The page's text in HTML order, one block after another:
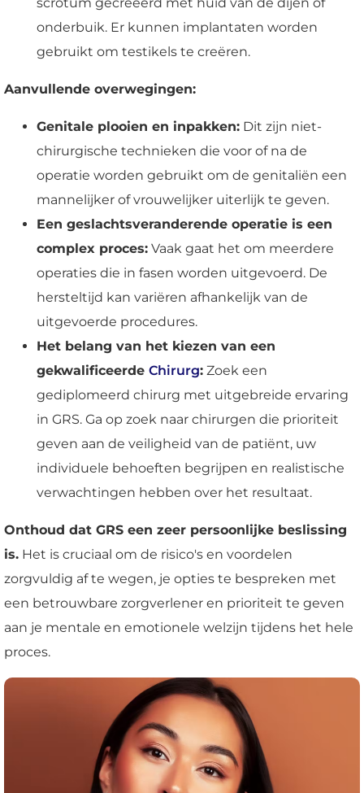
onderbuik. Er kunnen implantaten worden
gebruikt om testikels te creëren.
Aanvullende overwegingen:
Genitale plooien en inpakken: Dit zijn niet-
chirurgische technieken die voor of na de
operatie worden gebruikt om de genitaliën een
mannelijker of vrouwelijker uiterlijk te geven.
Een geslachtsveranderende operatie is een
complex proces: Vaak gaat het om meerdere
operaties die in fasen worden uitgevoerd. De
hersteltijd kan variëren afhankelijk van de
uitgevoerde procedures.
Het belang van het kiezen van een
gekwalificeerde Chirurg: Zoek een
gediplomeerd chirurg met uitgebreide ervaring
in GRS. Ga op zoek naar chirurgen die prioriteit
geven aan de veiligheid van de patiënt, uw
individuele behoeften begrijpen en realistische
verwachtingen hebben over het resultaat.
Onthoud dat GRS een zeer persoonlijke beslissing
is. Het is cruciaal om de risico's en voordelen
zorgvuldig af te wegen, je opties te bespreken met
een betrouwbare zorgverlener en prioriteit te geven
aan je mentale en emotionele welzijn tijdens het hele
proces.